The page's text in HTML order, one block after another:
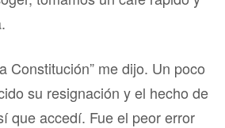
Constitución” me dijo. Un poco
su resignación y el hecho de
que accedí. Fue el peor error